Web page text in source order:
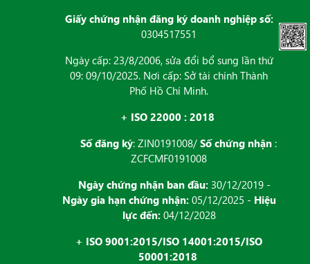
Giấy chứng nhận đăng ký doanh nghiệp số:
0304517551
Ngày cấp: 23/8/2006, sửa đổi bổ sung lần thứ
09: 09/10/2025. Nơi cấp: Sở tài chính Thành
Phố Hồ Chí Minh.
+ ISO 22000 : 2018
Số đăng ký: ZIN0191008/ Số chứng nhận :
ZCFCMF0191008
Ngày chứng nhận ban đầu: 30/12/2019 -
Ngày gia hạn chứng nhận:05/12/2025 - Hiệu
lực đến:04/12/2028
+ ISO 9001:2015/ISO 14001:2015/ISO
50001:2018